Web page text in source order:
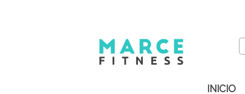
INICIO